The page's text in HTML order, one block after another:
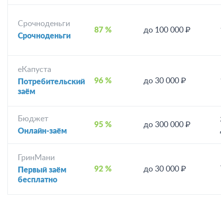
Срочноденьги
Срочноденьги
87 % до 100 000 ₽
еКапуста
Потребительский
заём
96 % до 30 000 ₽
Бюджет
Онлайн-заём
95 % до 300 000 ₽
ГринМани
Первый заём
бесплатно
92 % до 30 000 ₽